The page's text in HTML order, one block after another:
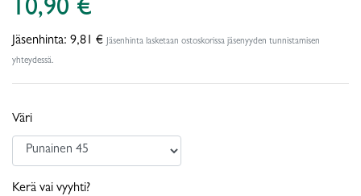
10,90 €
Jäsenhinta: 9,81 € Jäsenhinta lasketaan ostoskorissa jäsenyyden tunnistamisen
yhteydessä.
Väri
Kerä vai vyyhti?